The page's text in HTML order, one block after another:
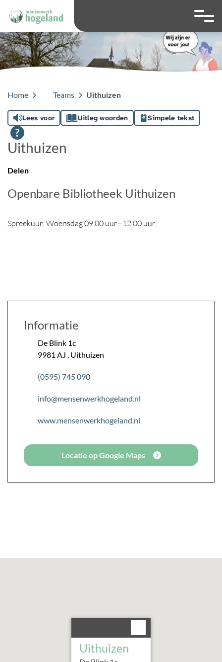
Hoog contrast
Ga naar
Home Teams Uithuizen
Lees voor Uitleg woorden Simpele tekst
Uithuizen
Delen
Openbare Bibliotheek Uithuizen
Spreekuur: Woensdag 09.00 uur - 12.00 uur.
Informatie
De Blink 1c
9981 AJ Uithuizen
(0595) 745 090
info@mensenwerkhogeland.nl
www.mensenwerkhogeland.nl
Locatie op Google Maps
Uithuizen